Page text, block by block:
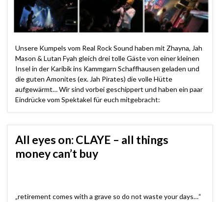
Unsere Kumpels vom Real Rock Sound haben mit Zhayna, Jah
Mason & Lutan Fyah gleich drei tolle Gäste von einer kleinen
Insel in der Karibik ins Kammgarn Schaffhausen geladen und
die guten Amonites (ex. Jah Pirates) die volle Hütte
aufgewärmt… Wir sind vorbei geschippert und haben ein paar
Eindrücke vom Spektakel für euch mitgebracht:
All eyes on: CLAYE – all things
money can’t buy
„retirement comes with a grave so do not waste your days…“